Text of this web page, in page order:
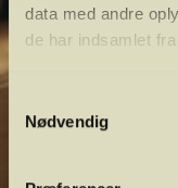
data med andre
de har indsamlet
Nødvendig